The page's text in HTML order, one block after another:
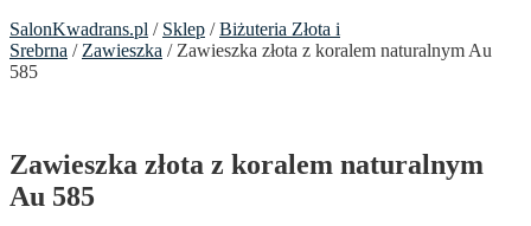
SalonKwadrans.pl / Sklep /Biżuteria Złota i
Srebrna / Zawieszka / Zawieszka złota z koralem naturalnym Au
585
Zawieszka złota z koralem naturalnym
Au 585